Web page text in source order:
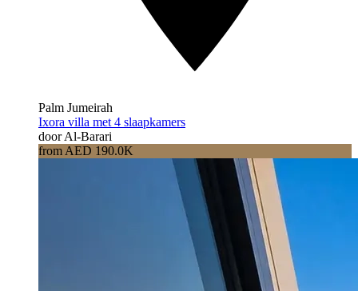
Palm Jumeirah
Ixora villa met 4 slaapkamers
door Al-Barari
from AED 190.0K